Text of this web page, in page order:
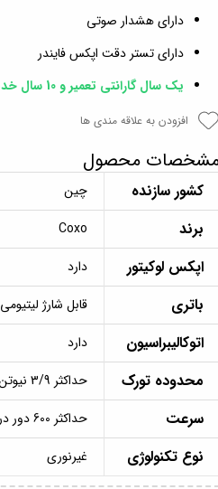
دارای هشدار صوتی
دارای تستر دقت اپکس فایندر
یک سال گارانتی تعمیر و 10 سال خدمات پس از فروش
افزودن به علاقه مندی ها
محصول
کشور سازنده چین
برند Coxo
اپکس لوکیتور دارد
باتری قابل شارژ لیتیومی
اتوکالیبراسیون دارد
محدوده تورک حداکثر 3/9 نیوتن سانتی متر
سرعت حداکثر 600 دور در دقیقه
نوع تکنولوژی غیرنوری